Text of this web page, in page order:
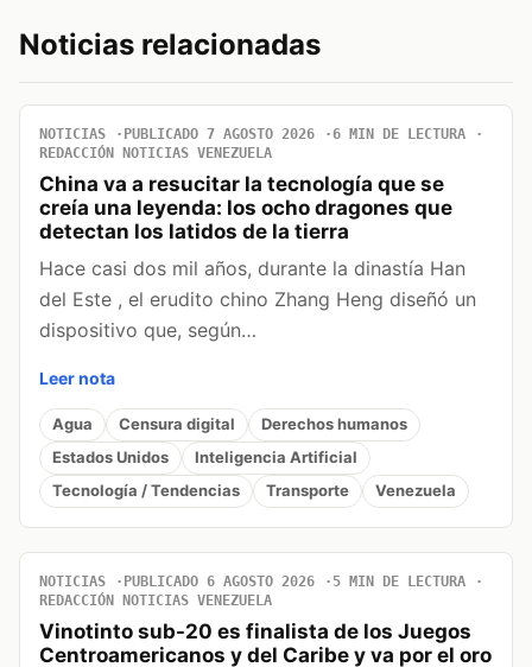
Noticias relacionadas
NOTICIAS PUBLICADO 7 AGOSTO 2026
6 MIN DE LECTURA
REDACCIÓN NOTICIAS VENEZUELA
China va a resucitar la tecnología que se
creía una leyenda: los ocho dragones que
detectan los latidos de la tierra
Hace casi dos mil años, durante la dinastía Han
del Este , el erudito chino Zhang Heng diseñó un
dispositivo que, según…
Leer nota
Agua Censura digital
Derechos humanos
Estados Unidos
Inteligencia Artificial
Tecnología / Tendencias
Transporte Venezuela
NOTICIAS PUBLICADO 6 AGOSTO 2026
5 MIN DE LECTURA
REDACCIÓN NOTICIAS VENEZUELA
Vinotinto sub-20 es finalista de los Juegos
Centroamericanos y del Caribe y va por el oro